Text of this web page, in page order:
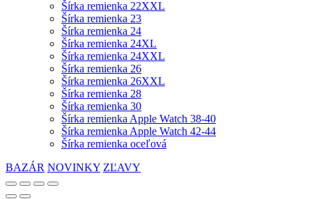
Šírka remienka 22XXL
Šírka remienka 23
Šírka remienka 24
Šírka remienka 24XL
Šírka remienka 24XXL
Šírka remienka 26
Šírka remienka 26XXL
Šírka remienka 28
Šírka remienka 30
Šírka remienka Apple Watch 38-40
Šírka remienka Apple Watch 42-44
Šírka remienka oceľová
BAZÁR NOVINKY ZĽAVY